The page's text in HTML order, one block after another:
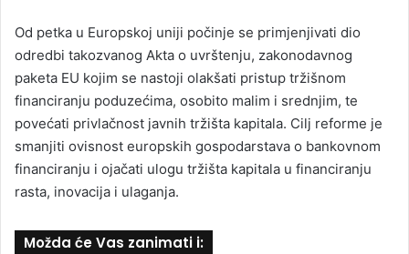
Od petka u Europskoj uniji počinje se primjenjivati dio
odredbi takozvanog Akta o uvrštenju, zakonodavnog
paketa EU kojim se nastoji olakšati pristup tržišnom
financiranju poduzećima, osobito malim i srednjim, te
povećati privlačnost javnih tržišta kapitala. Cilj reforme je
smanjiti ovisnost europskih gospodarstava o bankovnom
financiranju i ojačati ulogu tržišta kapitala u financiranju
rasta, inovacija i ulaganja.
Možda će Vas zanimati i: